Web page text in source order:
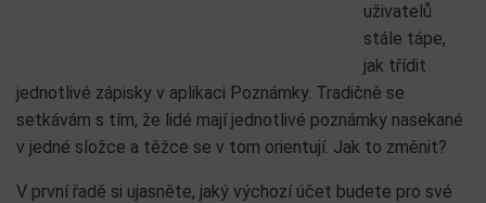
uživatelů
stále tápe,
jak třídit
jednotlivé zápisky v aplikaci Poznámky. Tradičně se
setkávám s tím, že lidé mají jednotlivé poznámky nasekané
v jedné složce a těžce se v tom orientují. Jak to změnit?
V první řadě si ujasněte, jaký výchozí účet budete pro své